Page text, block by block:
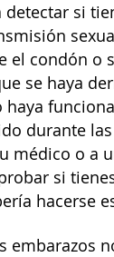
detectar si
el condón o
se haya
durante
médico o a
si
hacerse
embarazos